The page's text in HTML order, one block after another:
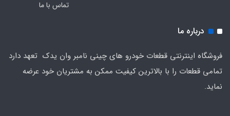
تماس با ما
درباره ما
فروشگاه اینترنتی قطعات خودرو های چینی نامبر وان یدک تعهد دارد
تمامی قطعات را با بالاترین کیفیت ممکن به مشتریان خود عرضه
نماید.